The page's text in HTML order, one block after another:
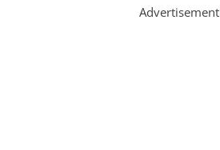
Advertisement